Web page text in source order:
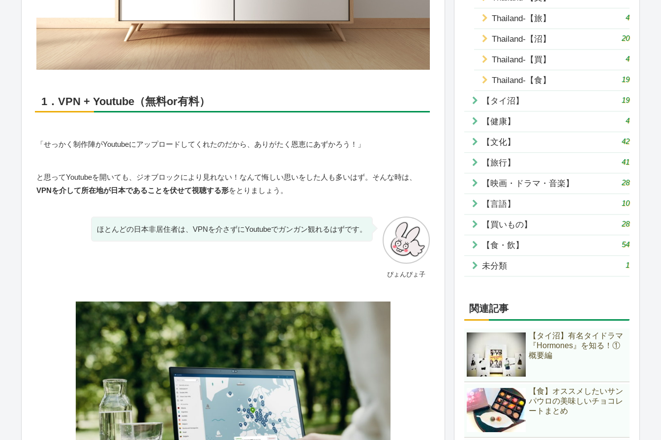
1．VPN + Youtube（無料or有料）
「せっかく制作陣がYoutubeにアップロードしてくれたのだから、ありがたく恩恵にあずかろう！」
と思ってYoutubeを開いても、ジオブロックにより見れない！なんて悔しい思いをした人も多いはず。そんな時は、
VPNを介して所在地が日本であることを伏せて視聴する形をとりましょう。
ぴょんぴょ子
ほとんどの日本非居住者は、VPNを介さずにYoutubeでガンガン観れるはずです。
Thailand-【旅】 4
Thailand-【沼】 20
Thailand-【買】 4
Thailand-【食】 19
【タイ沼】 19
【健康】 4
【文化】 42
【旅行】 41
【映画・ドラマ・音楽】 28
【言語】 10
【買いもの】 28
【食・飲】 54
未分類 1
関連記事
【タイ沼】有名タイドラマ
『Hormones』を知る！①
概要編
【食】オススメしたいサン
パウロの美味しいチョコレ
ートまとめ